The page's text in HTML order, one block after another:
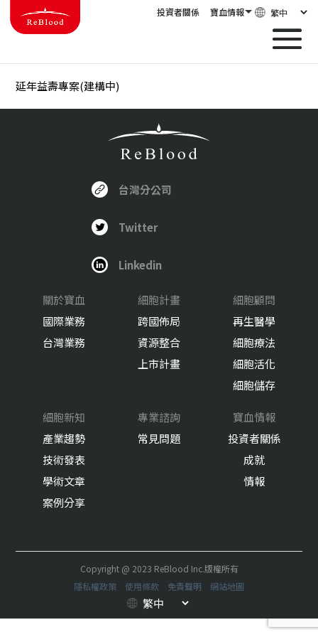
投資者關係 寶血情報
延年益壽專案(建構中)
台灣分公司
Twitter
Linkedin
關於寶血
國際業務
台灣業務
細胞計畫
跨國佈局
資源整合
上市計畫
細胞顧問
再生醫學
細胞療法
細胞活化
細胞儲存
細胞新知
產業趨勢
技術發表
學術文章
案例分享
專業諮詢
常見問題
寶血情報
投資者關係
成就
情報
Copyright @ 2023 ReBlood Inc.版權所有
隱私權政策
使用條款 免責聲明 網站地圖